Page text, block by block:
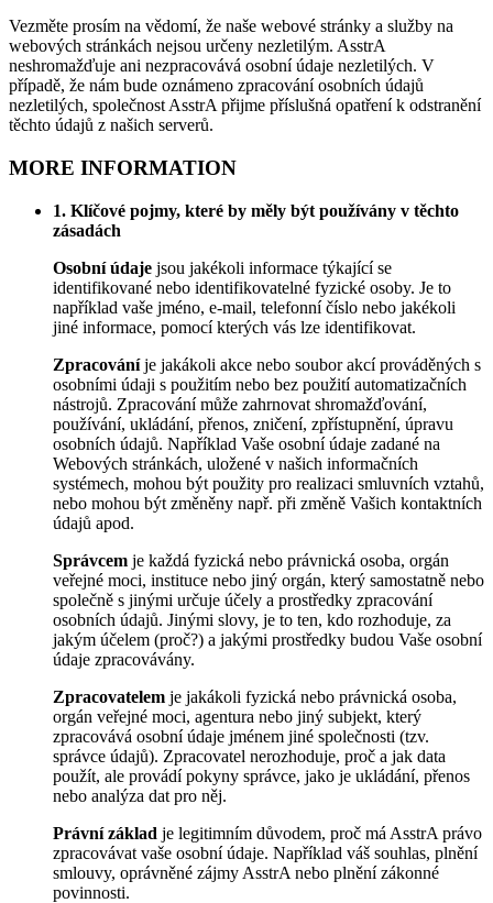
Vezměte prosím na vědomí, že naše webové stránky a služby na
webových stránkách nejsou určeny nezletilým. AsstrA
neshromažďuje ani nezpracovává osobní údaje nezletilých. V
případě, že nám bude oznámeno zpracování osobních údajů
nezletilých, společnost AsstrA přijme příslušná opatření k odstranění
těchto údajů z našich serverů.
MORE INFORMATION
1. Klíčové pojmy, které by měly být používány v těchto
zásadách
Osobní údaje jsou jakékoli informace týkající se
identifikované nebo identifikovatelné fyzické osoby. Je to
například vaše jméno, e-mail, telefonní číslo nebo jakékoli
jiné informace, pomocí kterých vás lze identifikovat.
Zpracováníje jakákoli akce nebo soubor akcí prováděných s
osobními údaji s použitím nebo bez použití automatizačních
nástrojů. Zpracování může zahrnovat shromažďování,
používání, ukládání, přenos, zničení, zpřístupnění, úpravu
osobních údajů. Například Vaše osobní údaje zadané na
Webových stránkách, uložené v našich informačních
systémech, mohou být použity pro realizaci smluvních vztahů,
nebo mohou být změněny např. při změně Vašich kontaktních
údajů apod.
Správcem je každá fyzická nebo právnická osoba, orgán
veřejné moci, instituce nebo jiný orgán, který samostatně nebo
společně s jinými určuje účely a prostředky zpracování
osobních údajů. Jinými slovy, je to ten, kdo rozhoduje, za
jakým účelem (proč?) a jakými prostředky budou Vaše osobní
údaje zpracovávány.
Zpracovatelem je jakákoli fyzická nebo právnická osoba,
orgán veřejné moci, agentura nebo jiný subjekt, který
zpracovává osobní údaje jménem jiné společnosti (tzv.
správce údajů). Zpracovatel nerozhoduje, proč a jak data
použít, ale provádí pokyny správce, jako je ukládání, přenos
nebo analýza dat pro něj.
Právní základ je legitimním důvodem, proč má AsstrA právo
zpracovávat vaše osobní údaje. Například váš souhlas, plnění
smlouvy, oprávněné zájmy AsstrA nebo plnění zákonné
povinnosti.